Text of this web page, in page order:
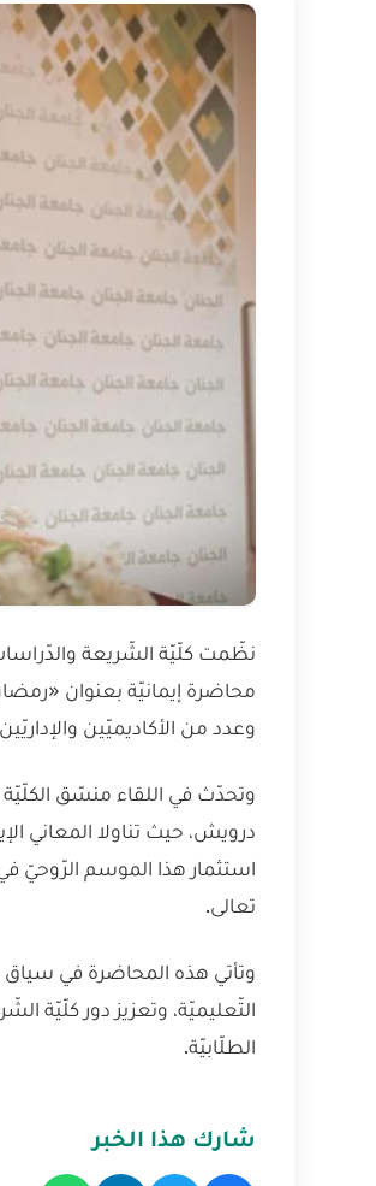
نظّمت كلّيّة الشّريعة
محاضرة إيمانيّة بعنوان
وعدد من الأكاديميّين
وتحدّث في اللقاء منسّق
درويش، حيث تناولا المعاني
استثمار هذا الموسم الرّوحيّ
تعالى.
وتأتي هذه المحاضرة في
التّعليميّة، وتعزيز دور كلّيّة
الطلّابيّة.
شارك هذا الخبر